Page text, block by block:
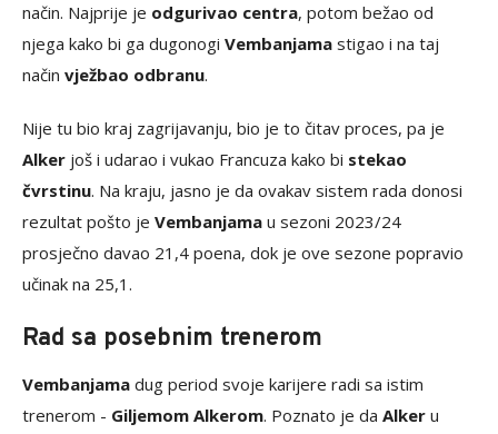
način. Najprije je odgurivao centra, potom bežao od
njega kako bi ga dugonogi Vembanjama stigao i na taj
način vježbao odbranu.
Nije tu bio kraj zagrijavanju, bio je to čitav proces, pa je
Alker još i udarao i vukao Francuza kako bi stekao
čvrstinu. Na kraju, jasno je da ovakav sistem rada donosi
rezultat pošto je Vembanjama u sezoni 2023/24
prosječno davao 21,4 poena, dok je ove sezone popravio
učinak na 25,1.
Rad sa posebnim trenerom
Vembanjama dug period svoje karijere radi sa istim
trenerom - Giljemom Alkerom. Poznato je da Alker u